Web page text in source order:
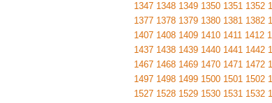
1347 1348 1349 1350 1351 1352
1377 1378 1379 1380 1381 1382
1407 1408 1409 1410 1411 1412
1437 1438 1439 1440 1441 1442
1467 1468 1469 1470 1471 1472
1497 1498 1499 1500 1501 1502
1527 1528 1529 1530 1531 1532